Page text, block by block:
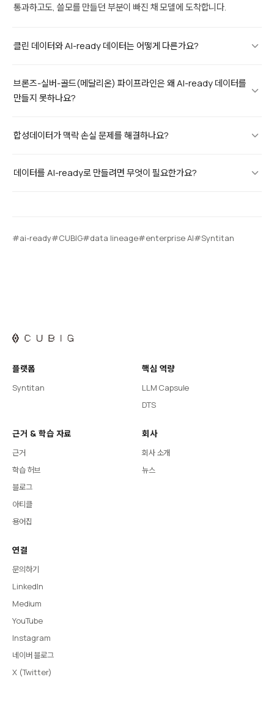
통과하고도, 쓸모를 만들던 부분이 빠진 채 모델에 도착합니다.
클린 데이터와 AI-ready 데이터는 어떻게 다른가요?
브론즈-실버-골드(메달리온) 파이프라인은 왜 AI-ready 데이터를
만들지 못하나요?
합성데이터가 맥락 손실 문제를 해결하나요?
데이터를 AI-ready로 만들려면 무엇이 필요한가요?
#ai-ready#CUBIG#data lineage#enterprise AI#Syntitan
플랫폼
Syntitan
핵심 역량
LLM Capsule
DTS
근거 & 학습 자료
근거
학습 허브
블로그
아티클
용어집
회사
회사 소개
뉴스
연결
문의하기
LinkedIn
Medium
YouTube
Instagram
네이버 블로그
X (Twitter)